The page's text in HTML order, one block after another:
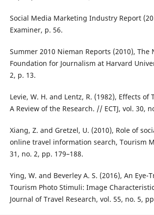
Social Media Marketing Industry Report
Examiner, p. 56.
Summer 2010 Nieman Reports (2010), The
Foundation for Journalism at Harvard
2, p. 13.
Levie, W. H. and Lentz, R. (1982), Effects
A Review of the Research. // ECTJ, vol. 30,
Xiang, Z. and Gretzel, U. (2010), Role of
online travel information search, Tourism
31, no. 2, pp. 179–188.
Ying, W. and Beverley A. S. (2016), An Eye-
Tourism Photo Stimuli: Image
Journal of Travel Research, vol. 55, no. 5,